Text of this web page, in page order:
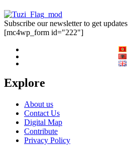
Subscribe our newsletter to get updates
[mc4wp_form id="222"]
Explore
About us
Contact Us
Digital Map
Contribute
Privacy Policy